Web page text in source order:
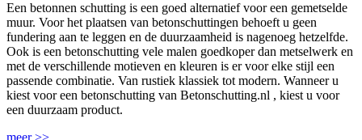
Een betonnen schutting is een goed alternatief voor een gemetselde
muur. Voor het plaatsen van betonschuttingen behoeft u geen
fundering aan te leggen en de duurzaamheid is nagenoeg hetzelfde.
Ook is een betonschutting vele malen goedkoper dan metselwerk en
met de verschillende motieven en kleuren is er voor elke stijl een
passende combinatie. Van rustiek klassiek tot modern. Wanneer u
kiest voor een betonschutting van Betonschutting.nl , kiest u voor
een duurzaam product.
meer >>